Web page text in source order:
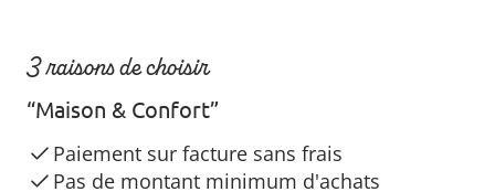
3 raisons de choisir
“Maison & Confort”
Paiement sur facture sans frais
Pas de montant minimum d'achats